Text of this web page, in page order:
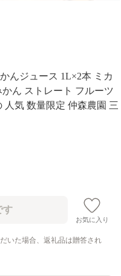
んジュース 1L×2本 ミカ
ん ストレート フルーツ
人気 数量限定 仲森農園 三
お気に入り
いた場合、返礼品は贈答され